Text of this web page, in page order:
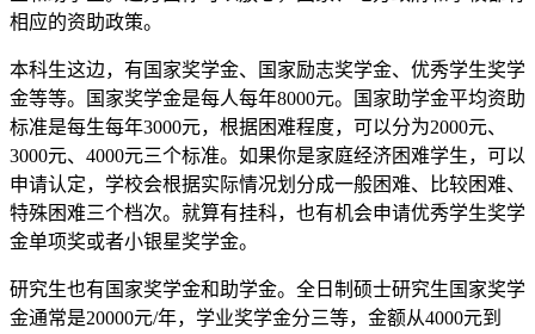
相应的资助政策。
本科生这边，有国家奖学金、国家励志奖学金、优秀学生奖学
金等等。国家奖学金是每人每年8000元。国家助学金平均资助
标准是每生每年3000元，根据困难程度，可以分为2000元、
3000元、4000元三个标准。如果你是家庭经济困难学生，可以
申请认定，学校会根据实际情况划分成一般困难、比较困难、
特殊困难三个档次。就算有挂科，也有机会申请优秀学生奖学
金单项奖或者小银星奖学金。
研究生也有国家奖学金和助学金。全日制硕士研究生国家奖学
金通常是20000元/年，学业奖学金分三等，金额从4000元到